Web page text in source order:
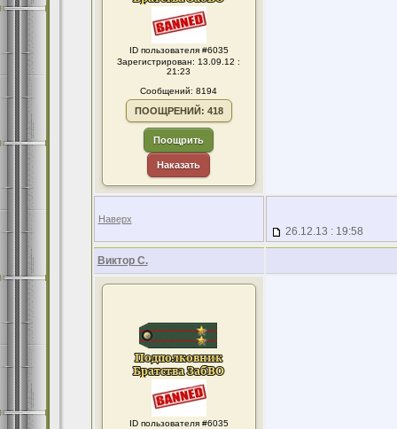
ID пользователя #6035
Зарегистрирован: 13.09.12 :
21:23
Сообщений: 8194
ПООЩРЕНИЙ: 418
Поощрить
Наказать
Наверх
26.12.13 : 19:58
Виктор С.
ID пользователя #6035